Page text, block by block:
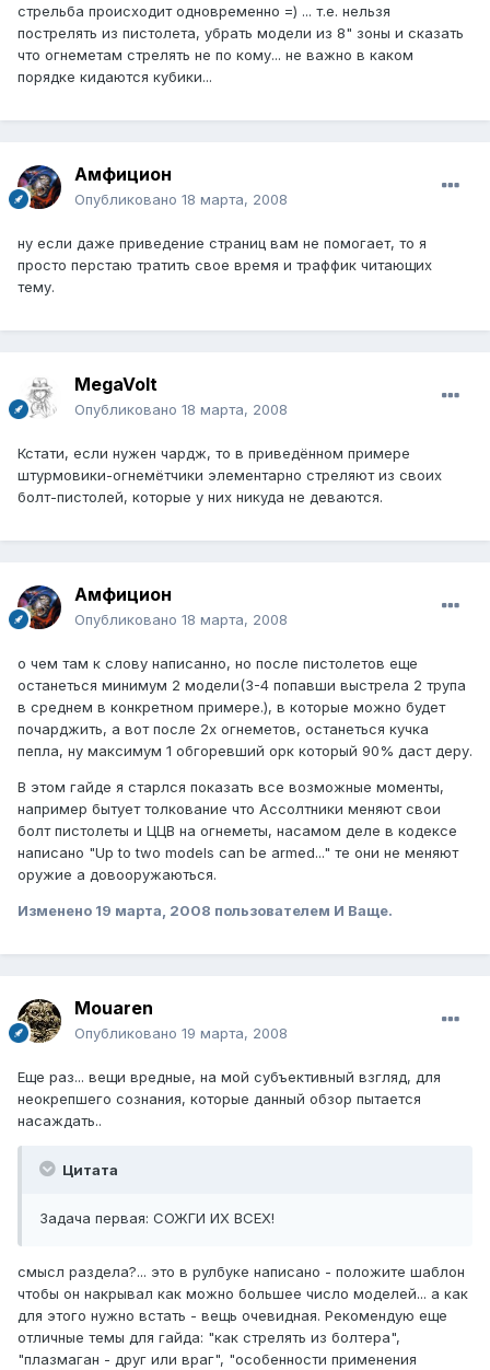
стрельба происходит одновременно =) ... т.е. нельзя
пострелять из пистолета, убрать модели из 8" зоны и сказать
что огнеметам стрелять не по кому... не важно в каком
порядке кидаются кубики...
Амфицион
Опубликовано 18 марта, 2008
ну если даже приведение страниц вам не помогает, то я
просто перстаю тратить свое время и траффик читающих
тему.
MegaVolt
Опубликовано 18 марта, 2008
Кстати, если нужен чардж, то в приведённом примере
штурмовики-огнемётчики элементарно стреляют из своих
болт-пистолей, которые у них никуда не деваются.
Амфицион
Опубликовано 18 марта, 2008
о чем там к слову написанно, но после пистолетов еще
останеться минимум 2 модели(3-4 попавши выстрела 2 трупа
в среднем в конкретном примере.), в которые можно будет
почарджить, а вот после 2х огнеметов, останеться кучка
пепла, ну максимум 1 обгоревший орк который 90% даст деру.
В этом гайде я старлся показать все возможные моменты,
например бытует толкование что Ассолтники меняют свои
болт пистолеты и ЦЦВ на огнеметы, насамом деле в кодексе
написано "Up to two models can be armed..." те они не меняют
оружие а довооружаються.
Изменено 19 марта, 2008 пользователем И Ваще.
Mouaren
Опубликовано 19 марта, 2008
Еще раз... вещи вредные, на мой субъективный взгляд, для
неокрепшего сознания, которые данный обзор пытается
насаждать..
Цитата
Задача первая: СОЖГИ ИХ ВСЕХ!
смысл раздела?... это в рулбуке написано - положите шаблон
чтобы он накрывал как можно большее число моделей... а как
для этого нужно встать - вещь очевидная. Рекомендую еще
отличные темы для гайда: "как стрелять из болтера",
"плазмаган - друг или враг", "особенности применения